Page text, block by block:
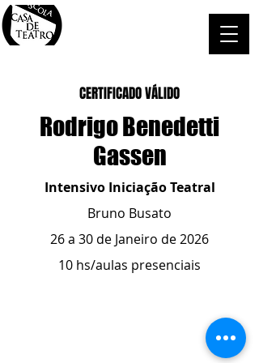
CERTIFICADO VÁLIDO
Rodrigo Benedetti
Gassen
Intensivo Iniciação Teatral
Bruno Busato
26 a 30 de Janeiro de 2026
10 hs/aulas presenciais
- whatsapp
contato@casadeteatropoa.com.br